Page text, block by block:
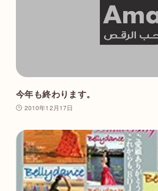
今年も終わります。
2010年12月17日